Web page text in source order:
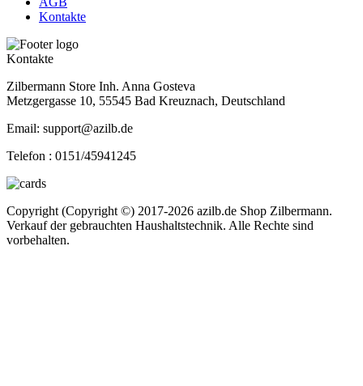
Kontakte
Kontakte
Zilbermann Store Inh. Anna Gosteva
Metzgergasse 10, 55545 Bad Kreuznach, Deutschland
Email: support@azilb.de
Telefon : 0151/45941245
Copyright (Copyright ©) 2017-2026 azilb.de Shop Zilbermann.
Verkauf der gebrauchten Haushaltstechnik. Alle Rechte sind
vorbehalten.